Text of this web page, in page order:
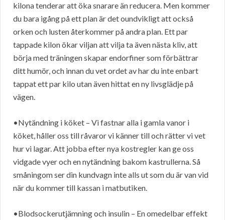
kilona tenderar att öka snarare än reducera. Men kommer
du bara igång på ett plan är det oundvikligt att också
orken och lusten återkommer på andra plan. Ett par
tappade kilon ökar viljan att vilja ta även nästa kliv, att
börja med träningen skapar endorfiner som förbättrar
ditt humör, och innan du vet ordet av har du inte enbart
tappat ett par kilo utan även hittat en ny livsglädje på
vägen.
•Nytändning i köket – Vi fastnar alla i gamla vanor i
köket, håller oss till råvaror vi känner till och rätter vi vet
hur vi lagar. Att jobba efter nya kostregler kan ge oss
vidgade vyer och en nytändning bakom kastrullerna. Så
småningom ser din kundvagn inte alls ut som du är van vid
när du kommer till kassan i matbutiken.
•Blodsockerutjämning och insulin – En omedelbar effekt